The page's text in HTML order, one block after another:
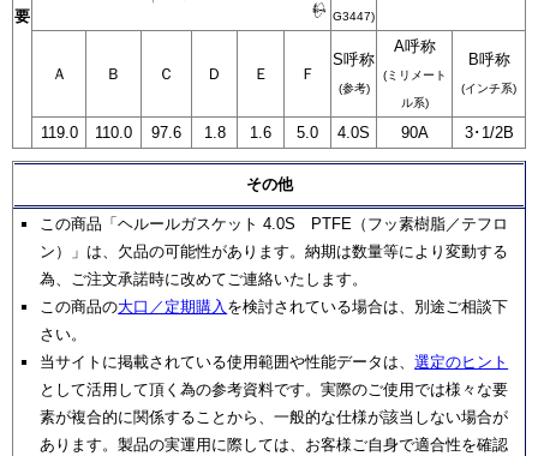
要
G3447)
Ａ Ｂ Ｃ Ｄ Ｅ Ｆ
S呼称
(参考)
A呼称
(ミリメート
ル系)
B呼称
(インチ系)
119.0 110.0 97.6 1.8 1.6 5.0 4.0S 90A 3･1/2B
その他
この商品「ヘルールガスケット 4.0S PTFE（フッ素樹脂／テフロ
ン）」は、欠品の可能性があります。納期は数量等により変動する
為、ご注文承諾時に改めてご連絡いたします。
この商品の大口／定期購入 を検討されている場合は、別途ご相談下
さい。
当サイトに掲載されている使用範囲や性能データは、選定のヒント
として活用して頂く為の参考資料です。実際のご使用では様々な要
素が複合的に関係することから、一般的な仕様が該当しない場合が
あります。製品の実運用に際しては、お客様ご自身で適合性を確認